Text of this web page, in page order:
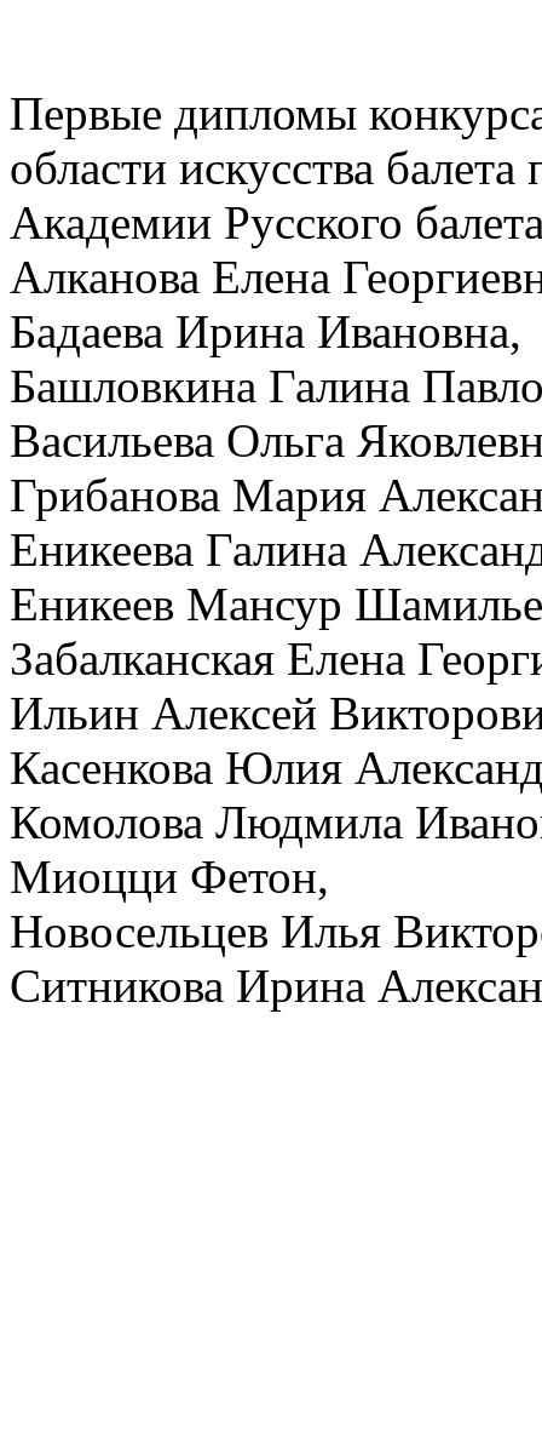
Первые дипломы
области искусства
Академии Русского
Алканова Елена
Бадаева Ирина Ивановна,
Башловкина Галина
Васильева Ольга
Грибанова Мария
Еникеева Галина
Еникеев Мансур
Забалканская Елена
Ильин Алексей
Касенкова Юлия
Комолова Людмила
Миоцци Фетон,
Новосельцев Илья
Ситникова Ирина